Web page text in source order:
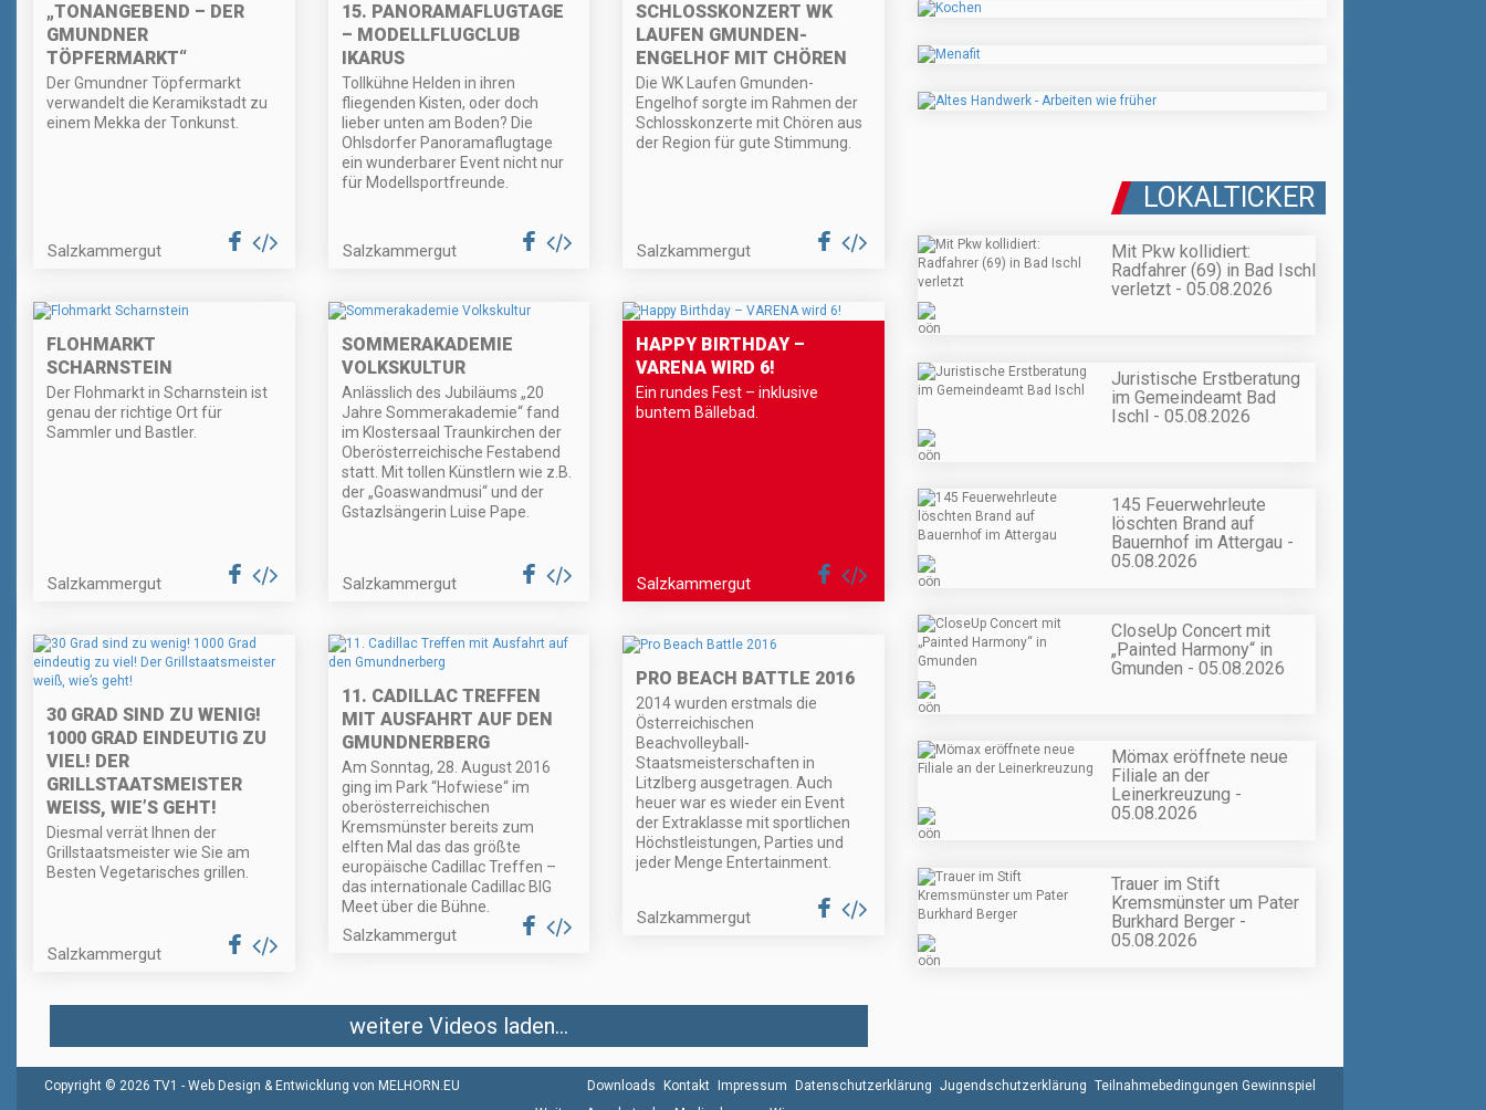
„TONANGEBEND – DER
GMUNDNER
TÖPFERMARKT“
Der Gmundner Töpfermarkt
verwandelt die Keramikstadt zu
einem Mekka der Tonkunst.
Salzkammergut
15. PANORAMAFLUGTAGE
– MODELLFLUGCLUB
IKARUS
Tollkühne Helden in ihren
fliegenden Kisten, oder doch
lieber unten am Boden? Die
Ohlsdorfer Panoramaflugtage
ein wunderbarer Event nicht nur
für Modellsportfreunde.
Salzkammergut
SCHLOSSKONZERT WK
LAUFEN GMUNDEN-
ENGELHOF MIT CHÖREN
Die WK Laufen Gmunden-
Engelhof sorgte im Rahmen der
Schlosskonzerte mit Chören aus
der Region für gute Stimmung.
Salzkammergut
FLOHMARKT
SCHARNSTEIN
Der Flohmarkt in Scharnstein ist
genau der richtige Ort für
Sammler und Bastler.
Salzkammergut
SOMMERAKADEMIE
VOLKSKULTUR
Anlässlich des Jubiläums „20
Jahre Sommerakademie“ fand
im Klostersaal Traunkirchen der
Oberösterreichische Festabend
statt. Mit tollen Künstlern wie z.B.
der „Goaswandmusi“ und der
Gstazlsängerin Luise Pape.
Salzkammergut
HAPPY BIRTHDAY –
VARENA WIRD 6!
Ein rundes Fest – inklusive
buntem Bällebad.
Salzkammergut
30 GRAD SIND ZU WENIG!
1000 GRAD EINDEUTIG ZU
VIEL! DER
GRILLSTAATSMEISTER
WEISS, WIE’S GEHT!
Diesmal verrät Ihnen der
Grillstaatsmeister wie Sie am
Besten Vegetarisches grillen.
Salzkammergut
11. CADILLAC TREFFEN
MIT AUSFAHRT AUF DEN
GMUNDNERBERG
Am Sonntag, 28. August 2016
ging im Park “Hofwiese“ im
oberösterreichischen
Kremsmünster bereits zum
elften Mal das das größte
europäische Cadillac Treffen –
das internationale Cadillac BIG
Meet über die Bühne.
Salzkammergut
PRO BEACH BATTLE 2016
2014 wurden erstmals die
Österreichischen
Beachvolleyball-
Staatsmeisterschaften in
Litzlberg ausgetragen. Auch
heuer war es wieder ein Event
der Extraklasse mit sportlichen
Höchstleistungen, Parties und
jeder Menge Entertainment.
Salzkammergut
weitere Videos laden...
LOKALTICKER
Mit Pkw kollidiert:
Radfahrer (69) in Bad Ischl
verletzt - 05.08.2026
Juristische Erstberatung
im Gemeindeamt Bad
Ischl - 05.08.2026
145 Feuerwehrleute
löschten Brand auf
Bauernhof im Attergau -
05.08.2026
CloseUp Concert mit
„Painted Harmony“ in
Gmunden - 05.08.2026
Mömax eröffnete neue
Filiale an der
Leinerkreuzung -
05.08.2026
Trauer im Stift
Kremsmünster um Pater
Burkhard Berger -
05.08.2026
Copyright © 2026 TV1 - Web Design & Entwicklung von MELHORN.EU Downloads Kontakt Impressum Datenschutzerklärung Jugendschutzerklärung Teilnahmebedingungen Gewinnspiel